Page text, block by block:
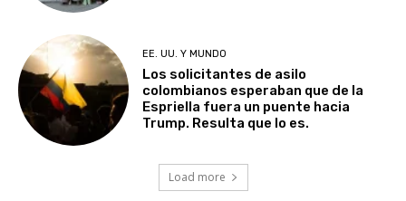
EE. UU. Y MUNDO
Los solicitantes de asilo
colombianos esperaban que de la
Espriella fuera un puente hacia
Trump. Resulta que lo es.
Load more